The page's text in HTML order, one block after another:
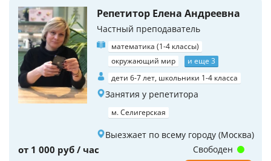
Репетитор Елена Андреевна
Частный преподаватель
математика (1-4 классы)
окружающий мир
и еще 3
дети 6-7 лет, школьники 1-4 класса
Занятия у репетитора
м. Селигерская
Выезжает по всему городу (Москва)
от 1 000 руб / час Свободен